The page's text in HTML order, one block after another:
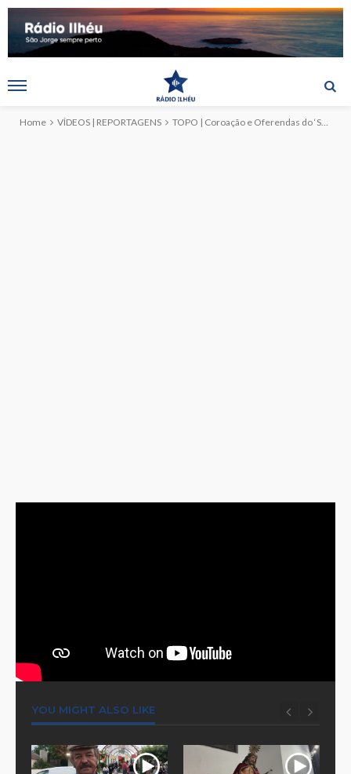
Home VÍDEOS | REPORTAGENS TOPO | Coroação e Oferendas do ‘Sábado do Espírito Santo’ (c/vídeo)
YOU MIGHT ALSO LIKE